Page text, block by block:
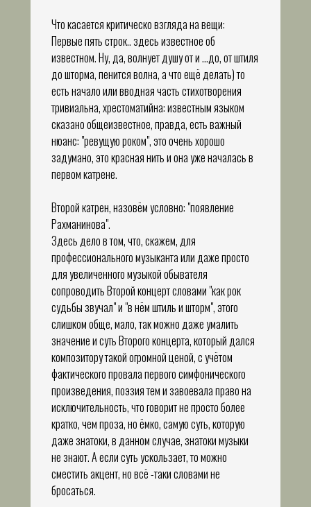
Что касается критическо взгляда на вещи:
Первые пять строк.. здесь известное об
известном. Ну, да, волнует душу от и ...до, от штиля
до шторма, пенится волна, а что ещё делать) то
есть начало или вводная часть стихотворения
тривиальна, хрестоматийна: известным языком
сказано общеизвестное, правда, есть важный
нюанс: "ревущую роком", это очень хорошо
задумано, это красная нить и она уже началась в
первом катрене.
Второй катрен, назовём условно: "появление
Рахманинова".
Здесь дело в том, что, скажем, для
профессионального музыканта или даже просто
для увеличенного музыкой обывателя
сопроводить Второй концерт словами "как рок
судьбы звучал" и "в нём штиль и шторм", этого
слишком обще, мало, так можно даже умалить
значение и суть Второго концерта, который дался
композитору такой огромной ценой, с учётом
фактического провала первого симфонического
произведения, поэзия тем и завоевала право на
исключительность, что говорит не просто более
кратко, чем проза, но ёмко, самую суть, которую
даже знатоки, в данном случае, знатоки музыки
не знают. А если суть ускользает, то можно
сместить акцент, но всё -таки словами не
бросаться.